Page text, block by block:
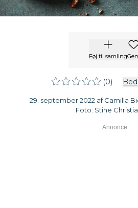
Føj til samling
(0)
29. september 2022 af Camilla
Foto: Stine